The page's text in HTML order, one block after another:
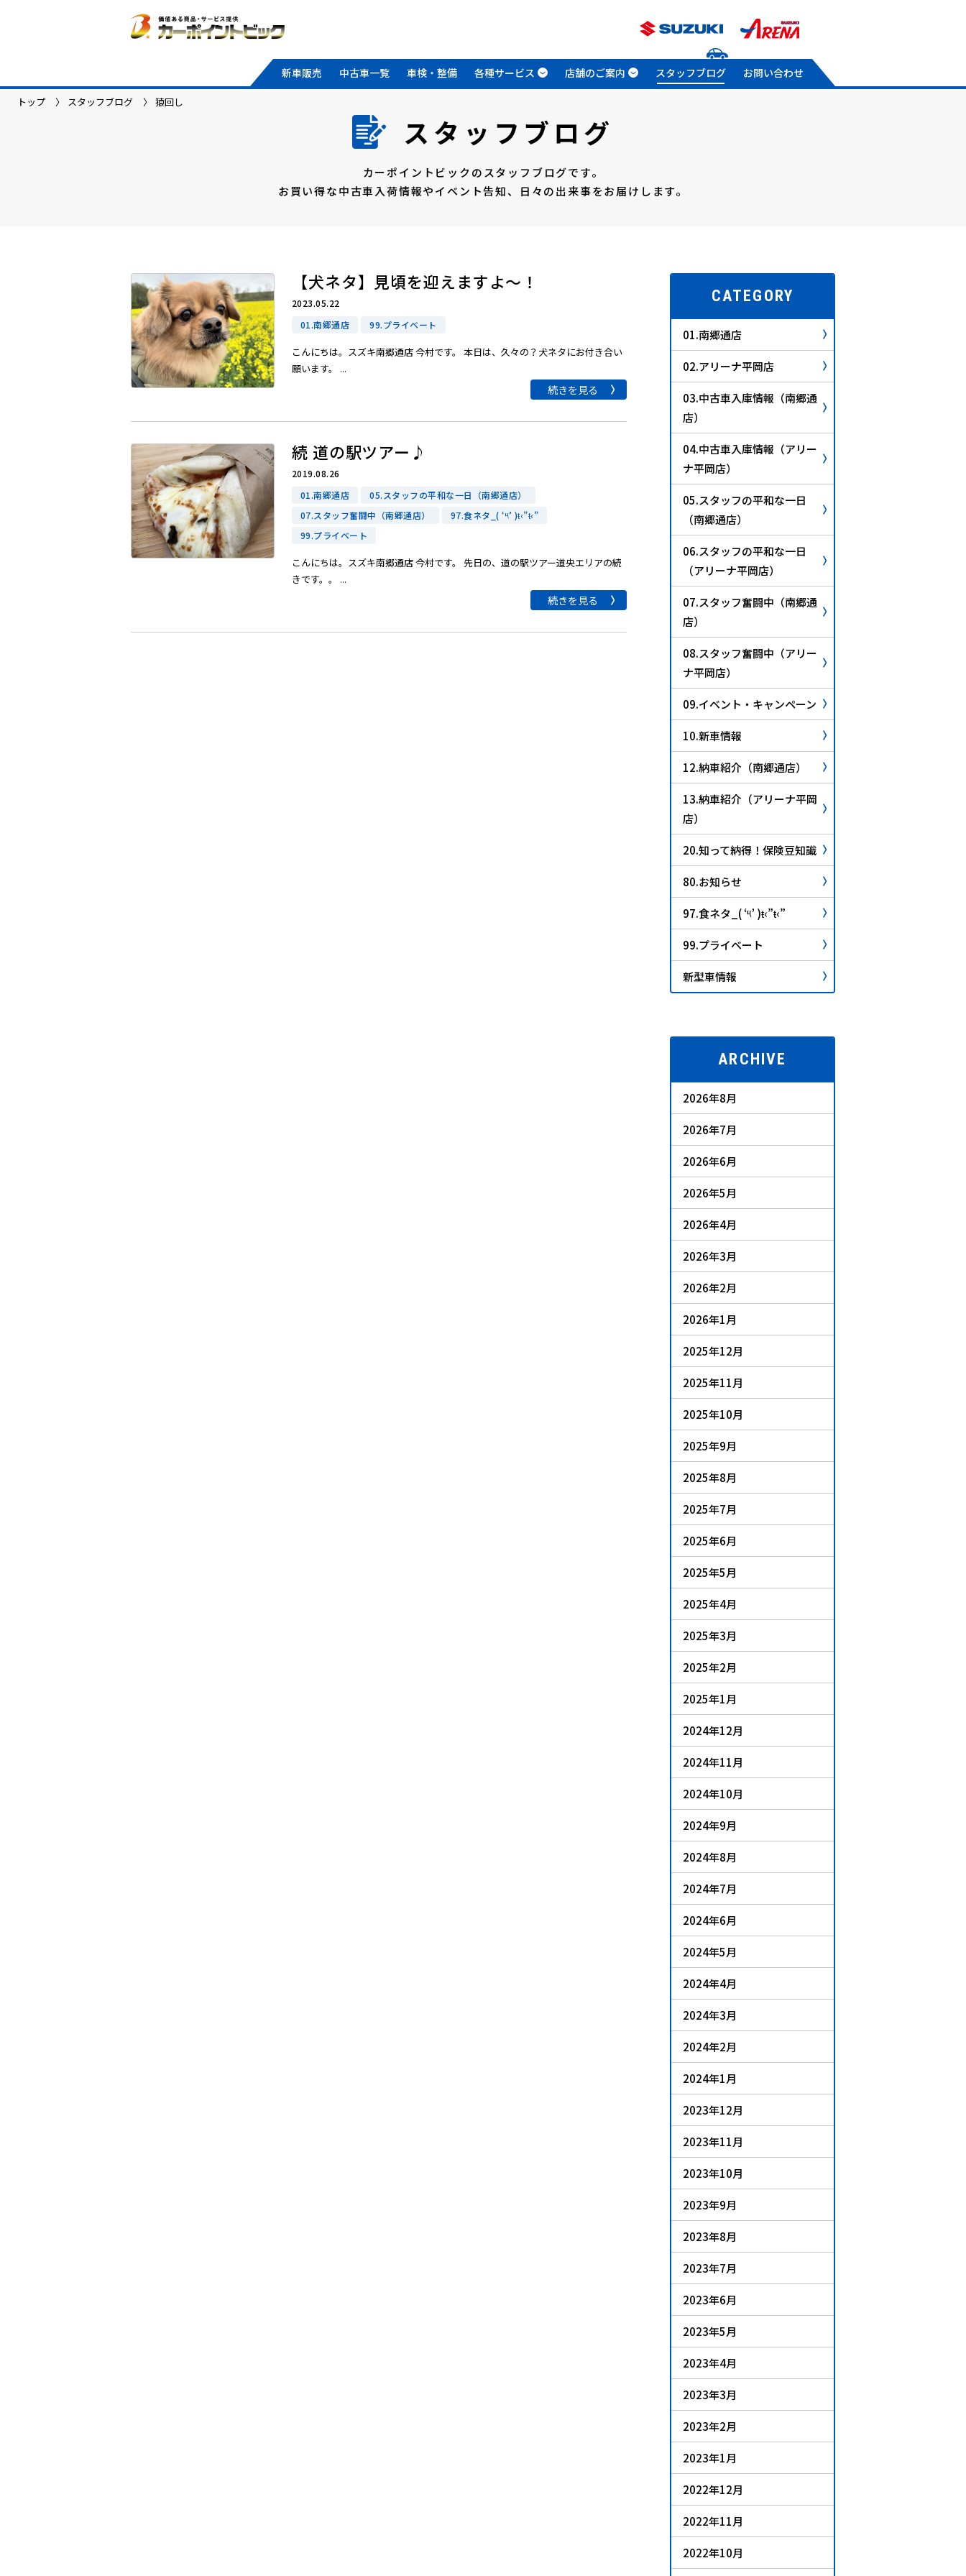
新車販売 中古車一覧 車検・整備 各種サービス 店舗のご案内 スタッフブログ お問い合わせ
トップ スタッフブログ 猿回し
スタッフブログ
カーポイントビックのスタッフブログです。
お買い得な中古車入荷情報やイベント告知、
日々の出来事をお届けします。
【犬ネタ】見頃を迎えますよ～！
2023.05.22
01.南郷通店
99.プライベート
こんにちは。スズキ南郷通店 今村です。 本日は、久々の？犬ネタにお付き合い
願います。 ...
続きを見る
続 道の駅ツアー♪
2019.08.26
01.南郷通店
05.スタッフの平和な一日（南郷通店）
07.スタッフ奮闘中（南郷通店）
97.食ネタ_( ‘༥’ )ŧ‹”ŧ‹”
99.プライベート
こんにちは。スズキ南郷通店 今村です。 先日の、道の駅ツアー道央エリアの続
きです。。 ...
続きを見る
CATEGORY
01.南郷通店
02.アリーナ平岡店
03.中古車入庫情報（南郷通
店）
04.中古車入庫情報（アリー
ナ平岡店）
05.スタッフの平和な一日
（南郷通店）
06.スタッフの平和な一日
（アリーナ平岡店）
07.スタッフ奮闘中（南郷通
店）
08.スタッフ奮闘中（アリー
ナ平岡店）
09.イベント・キャンペーン
10.新車情報
12.納車紹介（南郷通店）
13.納車紹介（アリーナ平岡
店）
20.知って納得！保険豆知識
80.お知らせ
97.食ネタ_( ‘༥’ )ŧ‹”ŧ‹”
99.プライベート
新型車情報
ARCHIVE
2026年8月
2026年7月
2026年6月
2026年5月
2026年4月
2026年3月
2026年2月
2026年1月
2025年12月
2025年11月
2025年10月
2025年9月
2025年8月
2025年7月
2025年6月
2025年5月
2025年4月
2025年3月
2025年2月
2025年1月
2024年12月
2024年11月
2024年10月
2024年9月
2024年8月
2024年7月
2024年6月
2024年5月
2024年4月
2024年3月
2024年2月
2024年1月
2023年12月
2023年11月
2023年10月
2023年9月
2023年8月
2023年7月
2023年6月
2023年5月
2023年4月
2023年3月
2023年2月
2023年1月
2022年12月
2022年11月
2022年10月